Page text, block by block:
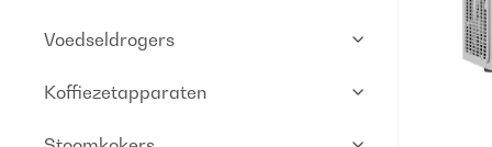
Voedseldrogers
Koffiezetapparaten